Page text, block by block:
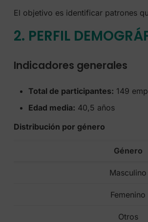
El objetivo es identificar patrones
2. PERFIL
Indicadores generales
Total de participantes: 149
Edad media: 40,5 años
Distribución por género
Género
Masculino
Femenino
Otros